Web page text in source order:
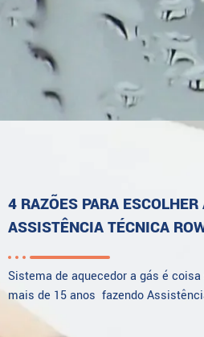
4 RAZÕES PARA
ASSISTÊNCIA TÉCNICA
Sistema de aquecedor a gás é
mais de 15 anos fazendo